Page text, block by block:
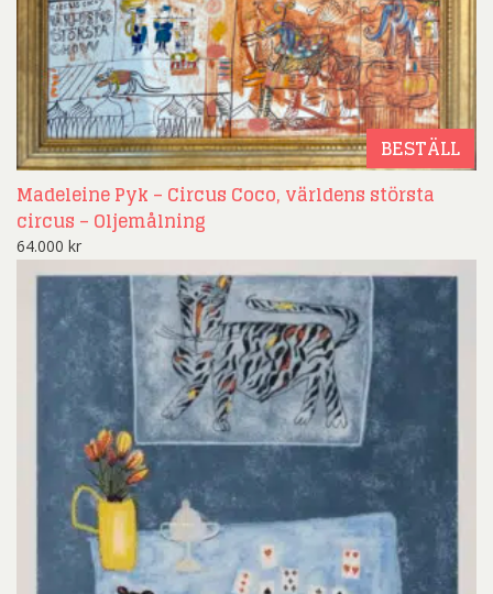
BESTÄLL
Madeleine Pyk – Circus Coco, världens största
circus – Oljemålning
64.000 kr